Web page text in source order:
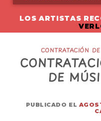
LOS ARTISTAS
CONTRATACIÓN
DE
PUBLICADO EL